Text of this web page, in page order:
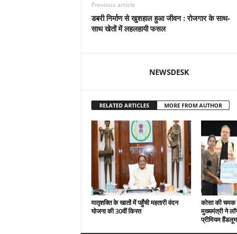
Previous article
डबरी निर्माण से खुशहाल हुआ जीवन : रोजगार के साथ-
साथ खेतों में लहलहायी फसल
NEWSDESK
RELATED ARTICLES MORE FROM AUTHOR
मातृशक्ति के खातों में पहुँची महतारी वंदन
योजना की 30वीं किस्त
कोसा की चमक
मुख्यमंत्री ने
प्रीमियम